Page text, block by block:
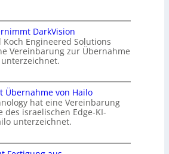
DarkVision
Koch Engineered Solutions
Vereinbarung zur Übernahme
Übernahme von Hailo
hat eine Vereinbarung
des israelischen Edge-KI-
unterzeichnet.